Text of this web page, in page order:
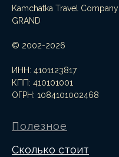
Kamchatka Travel Company
GRAND
© 2002-2026
ИНН: 4101123817
КПП: 410101001
ОГРН: 1084101002468
Полезное
Сколько стоит